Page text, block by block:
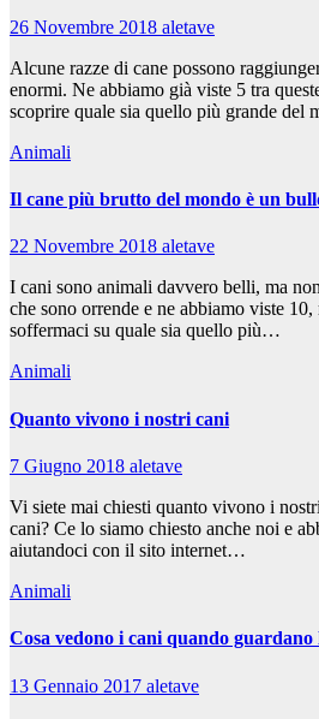
26 Novembre 2018 aletave
Alcune razze di cane possono
enormi. Ne abbiamo già viste 5 tra
scoprire quale sia quello più grande del
Animali
Il cane più brutto del mondo è un
22 Novembre 2018 aletave
I cani sono animali davvero belli, ma
che sono orrende e ne abbiamo viste
soffermaci su quale sia quello più…
Animali
Quanto vivono i nostri cani
7 Giugno 2018 aletave
Vi siete mai chiesti quanto vivono i
cani? Ce lo siamo chiesto anche noi e
aiutandoci con il sito internet…
Animali
Cosa vedono i cani quando
13 Gennaio 2017 aletave